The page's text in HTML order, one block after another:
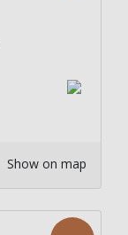
Show on map